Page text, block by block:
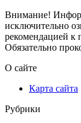
Внимание!
исключительно
рекомендацией к
Обязательно
О сайте
Карта сайта
Рубрики